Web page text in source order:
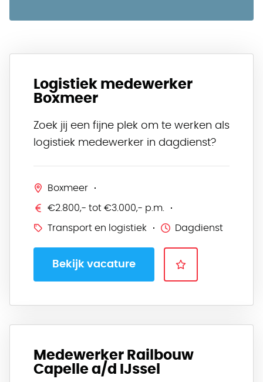
Logistiek medewerker
Boxmeer
Zoek jij een fijne plek om te werken als
logistiek medewerker in dagdienst?
Boxmeer
€2.800,- tot €3.000,- p.m.
Transport en logistiek Dagdienst
Bekijk vacature
Medewerker Railbouw
Capelle a/d IJssel